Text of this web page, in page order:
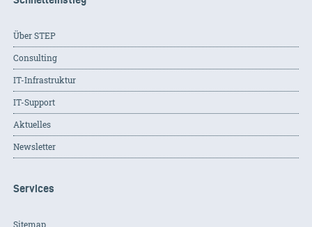
Über STEP
Consulting
IT-Infrastruktur
IT-Support
Aktuelles
Newsletter
Services
Sitemap